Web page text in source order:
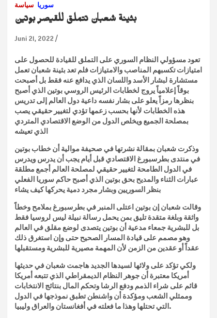
سياسة سوريا
بثينة شعبان تتملق للقيصر بوتين
Juni 21, 2022
تعود مسؤولي النظام السوري على التملق للقيادة للحصول على
امتيازات تكسبهم المناصب والامتيازات فلم تعد بثينة شعبان تعمل
مستشارة لبشار الأسد واللسان الذي يدافع عنه فقط بل أصبحت
بوقاً إعلامياً يروج لخطابات الرئيس الروسي بوتين الذي أصبح
بنظرها رمزاً يعلو على بشار نفسه داعية دول العالم إلى تدريس
هذه الخطابات لأنها بحسب زعمها تؤدي لتغيير حقيقي يصب
بمصلحة الجميع ويخلص الدول من الوضع الاقتصادي المتردي
الذي تعيشه
وذكرت شعبان بمقالة نشرتها في صحيفة موالية أن خطاب بوتين
في منتدى بطرسبورغ الاقتصادي قبل أيام يجب أن يدرس ويدرس
في الدول الطامحة لتغيير حقيقي لمصلحة العالم أجمع مطلقة
عبارات الثناء والمديح بحق بوتين الذي أصبح حاكم سوريا الفعلي
بنظر السوريين وبشار مجرد دمية يحركها كيف يشاء
وقالت شعبان إن بوتين اعتلى المنبر في بطرسبورغ بملامح وخطاً
واثقة وبلغة متقدة تليق بمن يحمل رسالة نبيلة ليس لروسيا فقط
بل للبشرية جمعاء مدعية أن بوتين يتصدى لوضع مقلق في العالم
وهو مصمم على قيادة المسار الصحيح حتى وإن استغرق ذلك
عقداً أو عقدين من الزمن لأن المهمة مصيرية للبشرية ومستقبلها
ولكي تؤكد على ولائها لسيدها الجديد هاجمت شعبان في حديثها
أمريكا معتبرة أن جوهر النظام الديمقراطي الذي تتبعه أمريكا
قائم على شراء الذمم ودفع الرشا وتحكم المال بنتائج الانتخابات
وممثلي الشعب ومؤكدة أن واشنطن تطبق نموذجها في الدول
التي تحتلها وهذا ما فعلته في أفغانستان والعراق وليبيا.